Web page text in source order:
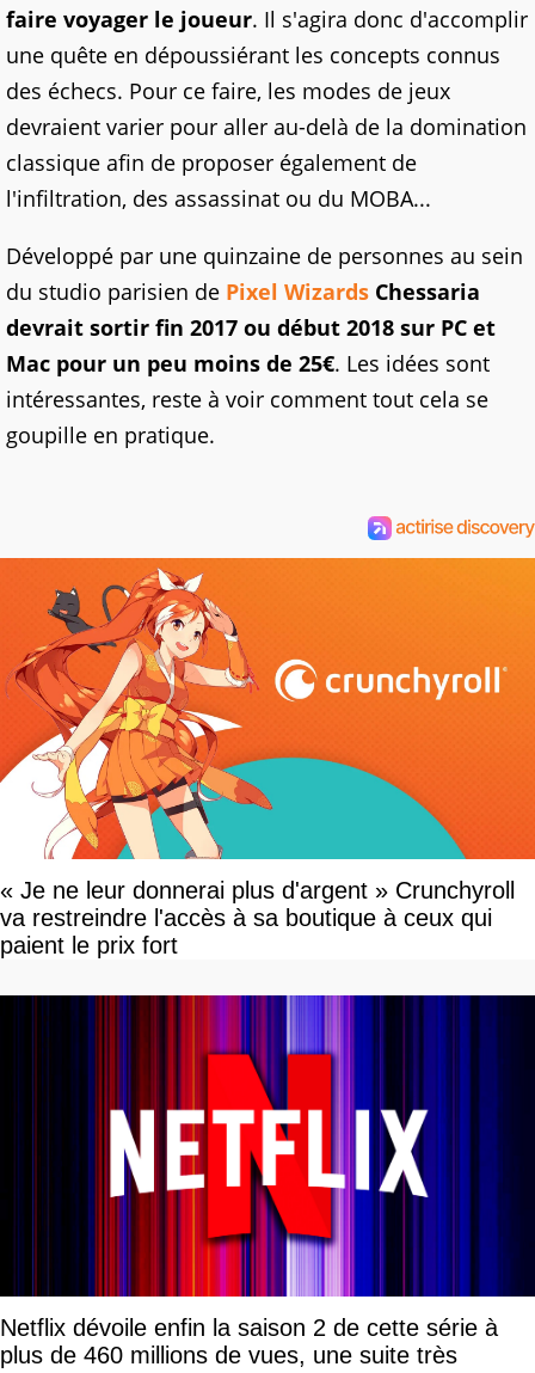
faire voyager le joueur. Il s'agira donc d'accomplir
une quête en dépoussiérant les concepts connus
des échecs. Pour ce faire, les modes de jeux
devraient varier pour aller au-delà de la domination
classique afin de proposer également de
l'infiltration, des assassinat ou du MOBA...
Développé par une quinzaine de personnes au sein
du studio parisien de Pixel Wizards Chessaria
devrait sortir fin 2017 ou début 2018 sur PC et
Mac pour un peu moins de 25€. Les idées sont
intéressantes, reste à voir comment tout cela se
goupille en pratique.
« Je ne leur donnerai plus d'argent » Crunchyroll
va restreindre l'accès à sa boutique à ceux qui
paient le prix fort
Netflix dévoile enfin la saison 2 de cette série à
plus de 460 millions de vues, une suite très